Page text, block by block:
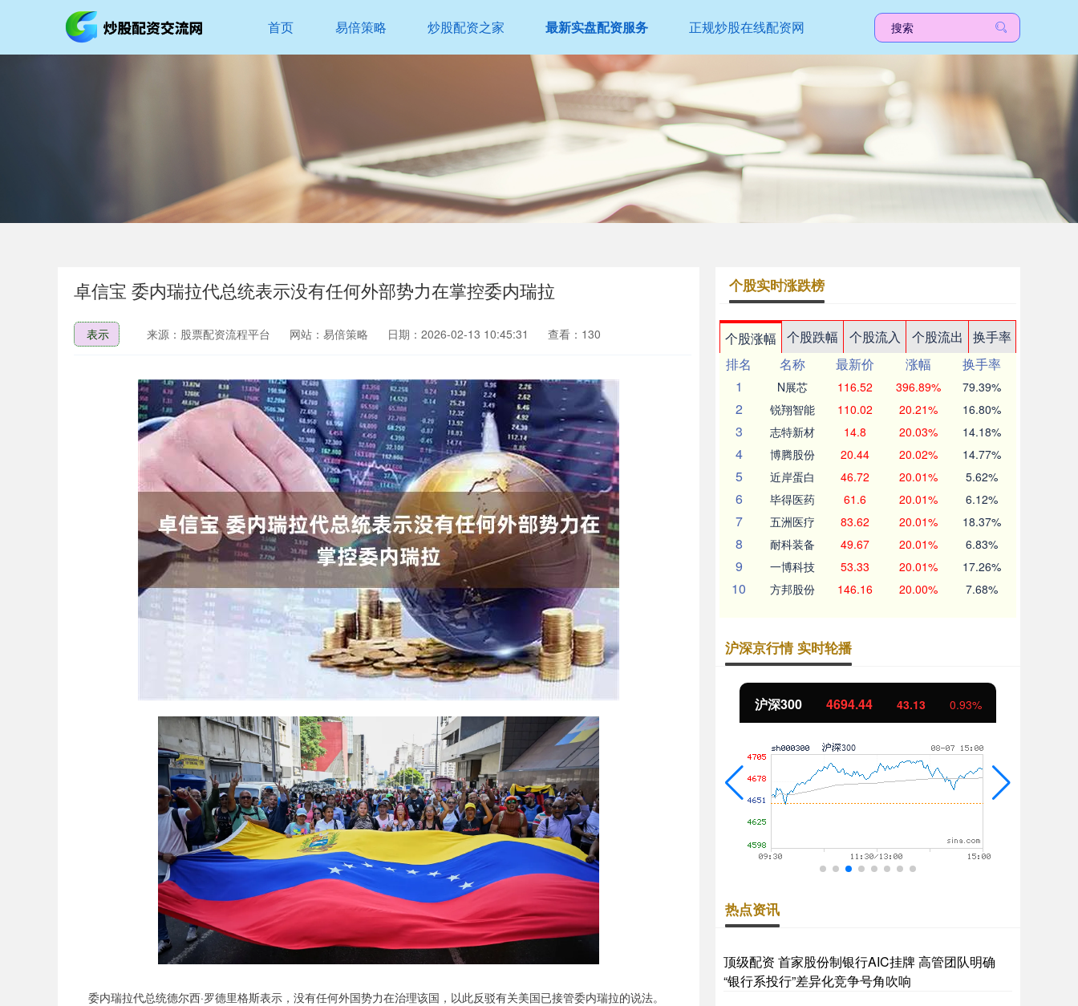
首页 易倍策略 炒股配资之家 最新实盘配资服务 正规炒股在线配资网
卓信宝 委内瑞拉代总统表示没有任何外部势力在掌控委内瑞拉
表示 来源：股票配资流程平台 网站：易倍策略 日期：2026-02-13 10:45:31 查看：130
委内瑞拉代总统德尔西·罗德里格斯表示，没有任何外国势力在治理该国，以此反驳有关美国已接管委内瑞拉的说法。
个股实时涨跌榜
个股涨幅 个股跌幅 个股流入 个股流出
换手率
排名
名称 最新价 涨幅
换手率
1
N展芯 116.52 396.89% 79.39%
2 锐翔智能 110.02 20.21% 16.80%
3 志特新材 14.8 20.03% 14.18%
4 博腾股份 20.44 20.02% 14.77%
5 近岸蛋白 46.72 20.01% 5.62%
6 毕得医药 61.6 20.01% 6.12%
7 五洲医疗 83.62 20.01% 18.37%
8 耐科装备 49.67 20.01% 6.83%
9 一博科技 53.33 20.01% 17.26%
10 方邦股份 146.16 20.00% 7.68%
沪深京行情 实时轮播
深证成指 14311.01 200.89 1.42% 沪深300 4694.44 43.13 北证50 1134.24 11.37 1.01%
热点资讯
顶级配资 首家股份制银行AIC挂牌 高管团队明确
“银行系投行”差异化竞争号角吹响